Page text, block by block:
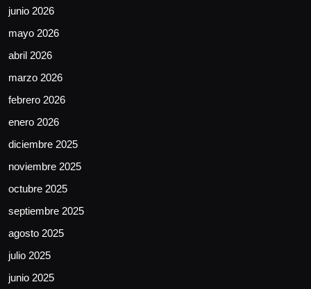
junio 2026
mayo 2026
abril 2026
marzo 2026
febrero 2026
enero 2026
diciembre 2025
noviembre 2025
octubre 2025
septiembre 2025
agosto 2025
julio 2025
junio 2025